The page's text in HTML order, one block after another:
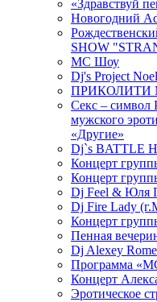
«Здравствуй
Новогодний
SHOW
MC Шоу
Dj's Project
ПРИКОЛИТИ
Секс –
мужского
«Другие»
Dj`s BATTLE
Концерт
Концерт
Dj Feel & Юля
Dj Fire Lady
Концерт
Пенная
Dj Alexey
Программа
Концерт
Эротическое